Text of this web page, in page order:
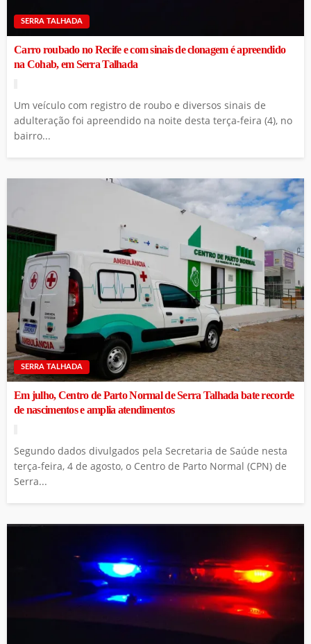
SERRA TALHADA
Carro roubado no Recife e com sinais de clonagem é apreendido
na Cohab, em Serra Talhada
Um veículo com registro de roubo e diversos sinais de
adulteração foi apreendido na noite desta terça-feira (4), no
bairro...
SERRA TALHADA
Em julho, Centro de Parto Normal de Serra Talhada bate recorde
de nascimentos e amplia atendimentos
Segundo dados divulgados pela Secretaria de Saúde nesta
terça-feira, 4 de agosto, o Centro de Parto Normal (CPN) de
Serra...